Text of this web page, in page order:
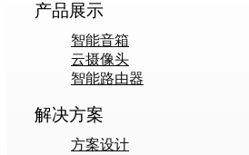
产品展示
智能音箱
云摄像头
智能路由器
解决方案
方案设计